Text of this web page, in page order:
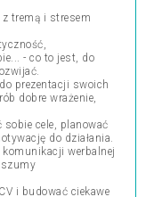
tremą i stresem
- co to jest, do
prezentacji swoich
dobre wrażenie,
cele, planować
do działania.
werbalnej
szumy
i budować ciekawe